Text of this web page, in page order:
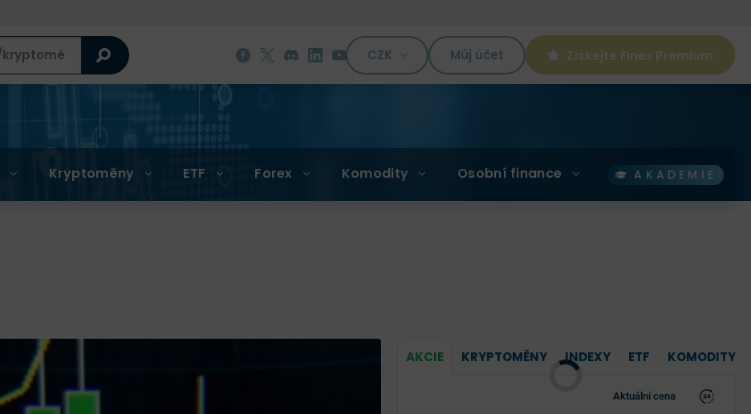
CZK Můj účet Získejte Finex Premium
Kryptoměny ETF Forex Komodity Osobní finance AKADEMIE
AKCIE KRYPTOMĚNY INDEXY ETF KOMODITY
Aktuální cena